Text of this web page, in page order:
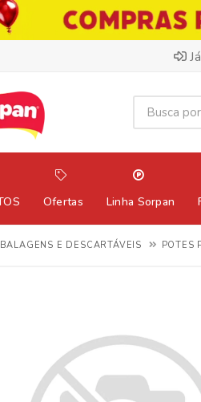
Ofertas Linha Sorpan
E DESCARTÁVEIS POTES